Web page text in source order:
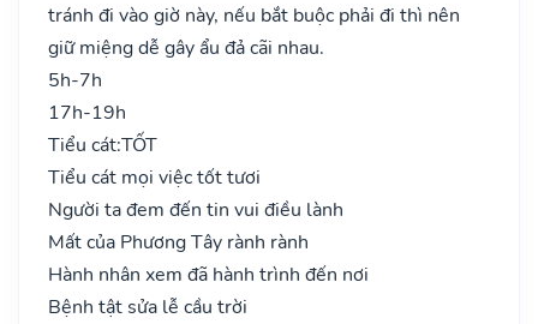
tránh đi vào giờ này, nếu bắt buộc phải đi thì nên
giữ miệng dễ gây ẩu đả cãi nhau.
5h-7h
17h-19h
Tiểu cát:TỐT
Tiểu cát mọi việc tốt tươi
Người ta đem đến tin vui điều lành
Mất của Phương Tây rành rành
Hành nhân xem đã hành trình đến nơi
Bệnh tật sửa lễ cầu trời